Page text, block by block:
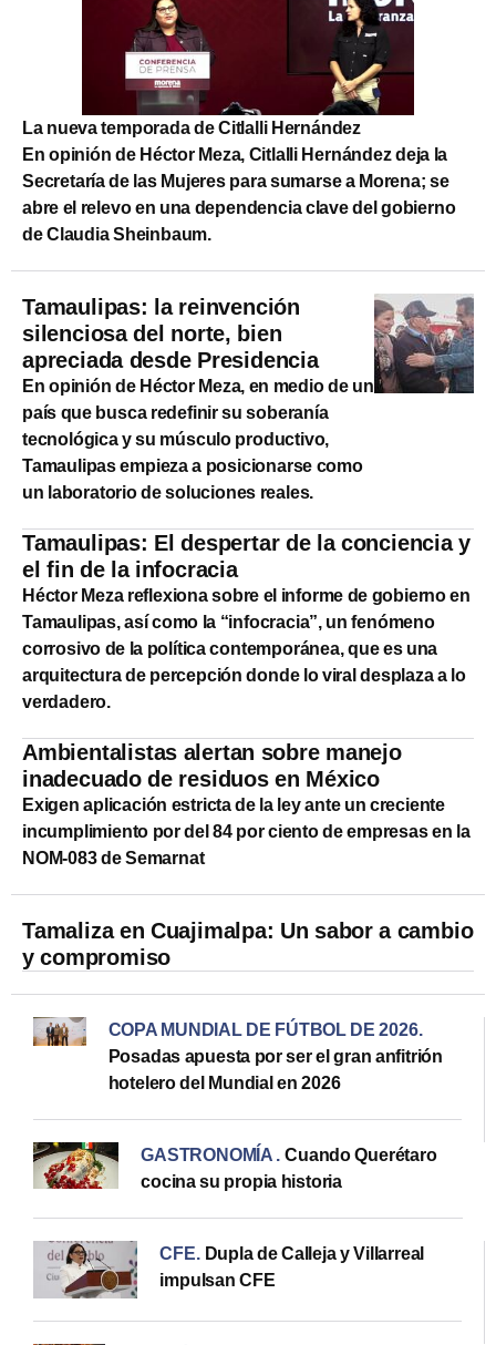
La nueva temporada de Citlalli Hernández
En opinión de Héctor Meza, Citlalli Hernández deja la
Secretaría de las Mujeres para sumarse a Morena; se
abre el relevo en una dependencia clave del gobierno
de Claudia Sheinbaum.
Tamaulipas: la reinvención
silenciosa del norte, bien
apreciada desde Presidencia
En opinión de Héctor Meza, en medio de un
país que busca redefinir su soberanía
tecnológica y su músculo productivo,
Tamaulipas empieza a posicionarse como
un laboratorio de soluciones reales.
Tamaulipas: El despertar de la conciencia y
el fin de la infocracia
Héctor Meza reflexiona sobre el informe de gobierno en
Tamaulipas, así como la “infocracia”, un fenómeno
corrosivo de la política contemporánea, que es una
arquitectura de percepción donde lo viral desplaza a lo
verdadero.
Ambientalistas alertan sobre manejo
inadecuado de residuos en México
Exigen aplicación estricta de la ley ante un creciente
incumplimiento por del 84 por ciento de empresas en la
NOM-083 de Semarnat
Tamaliza en Cuajimalpa: Un sabor a cambio
y compromiso
COPA MUNDIAL DE FÚTBOL DE 2026.
Posadas apuesta por ser el gran anfitrión
hotelero del Mundial en 2026
GASTRONOMÍA . Cuando Querétaro
cocina su propia historia
CFE. Dupla de Calleja y Villarreal
impulsan CFE